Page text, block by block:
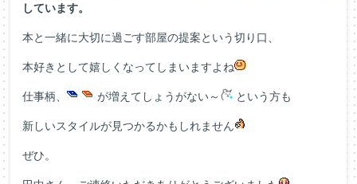
しています。
本と一緒に大切に過ごす部屋の提案という切り口、
本好きとして嬉しくなってしまいますよね
仕事柄、 が増えてしょうがない～ という方も
新しいスタイルが見つかるかもしれません
ぜひ。